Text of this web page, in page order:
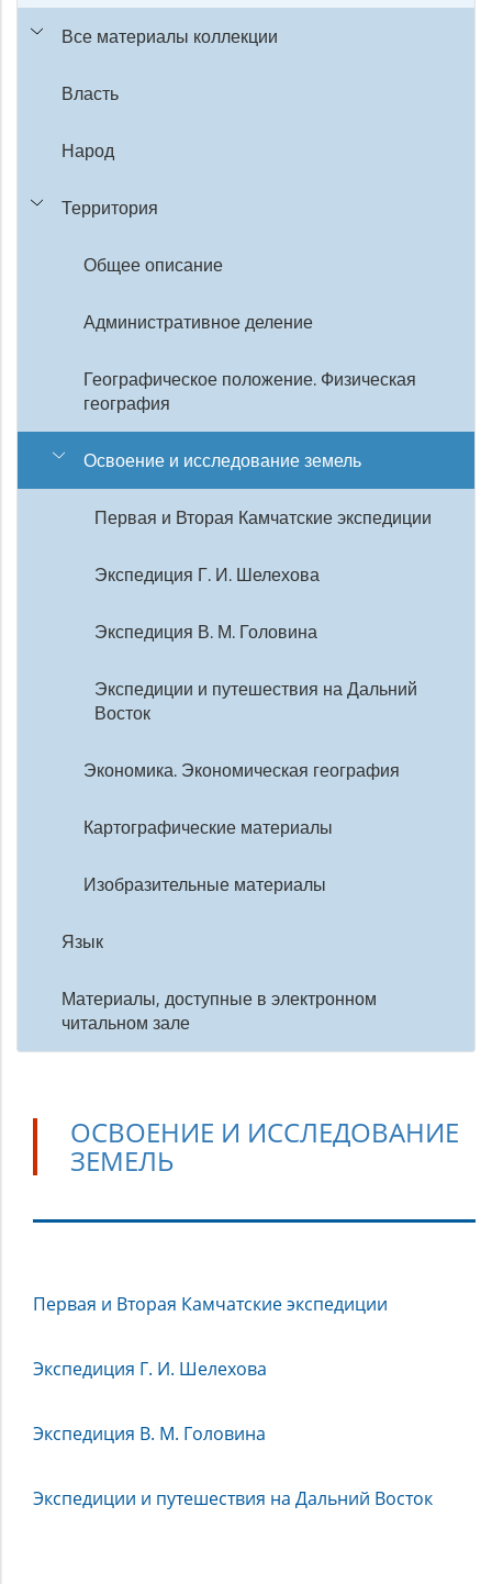
Все материалы коллекции
Власть
Народ
Территория
Общее описание
Административное деление
Географическое положение. Физическая
география
Освоение и исследование земель
Первая и Вторая Камчатские экспедиции
Экспедиция Г. И. Шелехова
Экспедиция В. М. Головина
Экспедиции и путешествия на Дальний
Восток
Экономика. Экономическая география
Картографические материалы
Изобразительные материалы
Язык
Материалы, доступные в электронном
читальном зале
ОСВОЕНИЕ И ИССЛЕДОВАНИЕ
ЗЕМЕЛЬ
и
земель
Первая и Вторая Камчатские экспедиции
Экспедиция Г. И. Шелехова
Экспедиция В. М. Головина
Экспедиции и путешествия на Дальний Восток